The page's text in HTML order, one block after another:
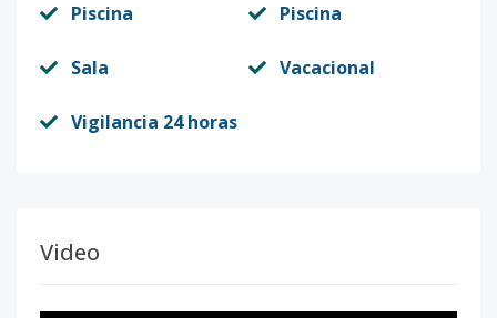
Piscina Piscina
Sala Vacacional
Vigilancia 24 horas
Video